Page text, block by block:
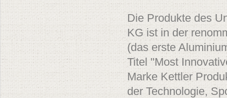
Die Produkte des
KG ist in der
(das erste
Titel "Most
Marke Kettler
der Technologie,